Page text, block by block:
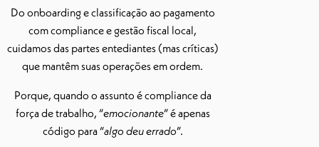
Do onboarding e classificação ao pagamento
com compliance e gestão fiscal local,
cuidamos das partes entediantes (mas críticas)
que mantêm suas operações em ordem.
Porque, quando o assunto é compliance da
força de trabalho, “emocionante” é apenas
código para “algo deu errado”.